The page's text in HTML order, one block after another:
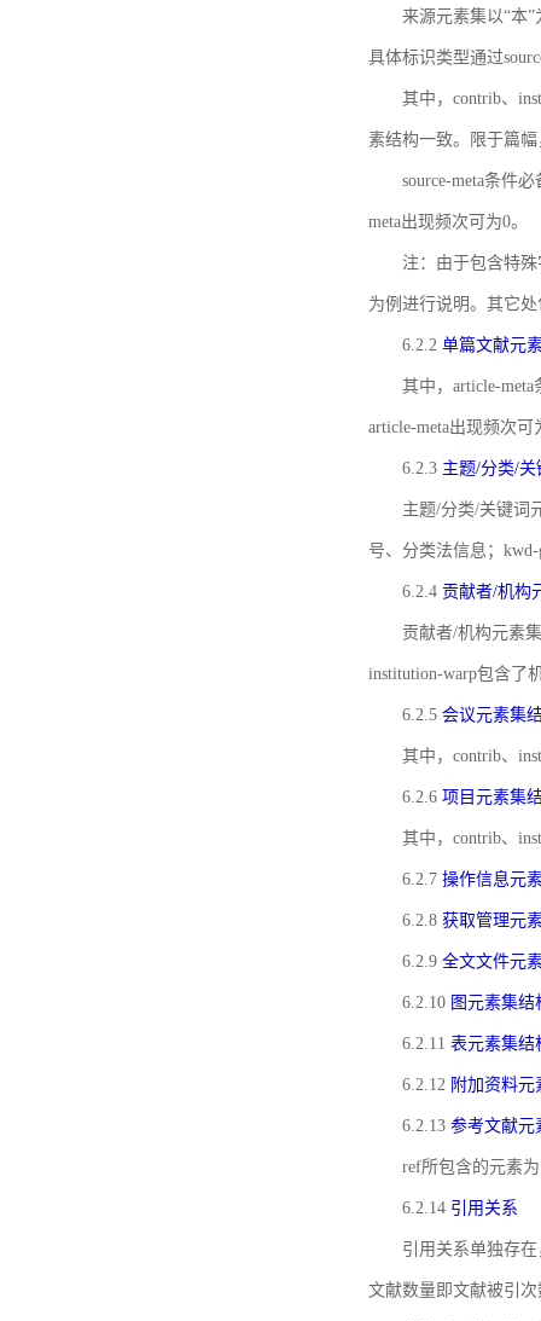
来源元素集以“本
具体标识类型通过
其中，contrib、
素结构一致。限于篇
source-meta条件
meta出现频次可为0。
注：由于包含特殊
为例进行说明。其它
6.2.2 单篇文献元
其中，article-
article-meta出现频次可
6.2.3 主题/分类/
主题/分类/关键词
号、分类法信息；
6.2.4 贡献者/机构
贡献者/机构元素
institution-warp包含了
6.2.5 会议元素集
其中，contrib、
6.2.6 项目元素集
其中，contrib、
6.2.7 操作信息元
6.2.8 获取管理元
6.2.9 全文文件元
6.2.10 图元素集结
6.2.11 表元素集结
6.2.12 附加资料元
6.2.13 参考文献元
ref所包含的元素
6.2.14 引用关系
引用关系单独存
文献数量即文献被引